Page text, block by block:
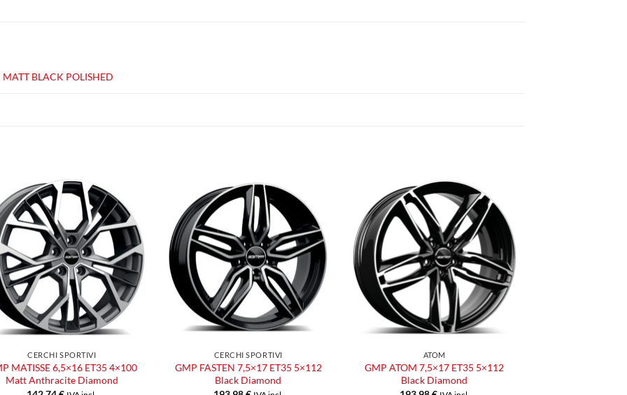
MATT BLACK POLISHED
Aggiungi
alla lista
dei
desideri
CERCHI SPORTIVI
MATISSE 6,5×16 ET35 4×100
Matt Anthracite Diamond
Aggiungi
alla lista
dei
desideri
CERCHI SPORTIVI
GMP FASTEN 7,5×17 ET35 5×112
Black Diamond
Aggiungi
alla lista
desideri
ATOM
GMP ATOM 7,5×17 ET35 5×112
Black Diamond